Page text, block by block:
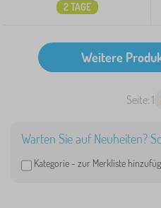
2 TAGE
Seite: 1
Warten Sie auf Neuheiten?
Kategorie - zur Merkliste